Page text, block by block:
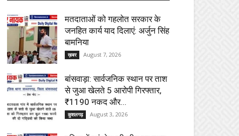
मतदाताओं को गहलोत सरकार के
जनहित कार्य याद दिलाएं: अर्जुन सिंह
बामनिया
ख़बर August 7, 2026
बांसवाड़ा: सार्वजनिक स्थान पर ताश
से जुआ खेलते 5 आरोपी गिरफ्तार,
₹1190 नकद और...
कुशलगढ़ August 3, 2026